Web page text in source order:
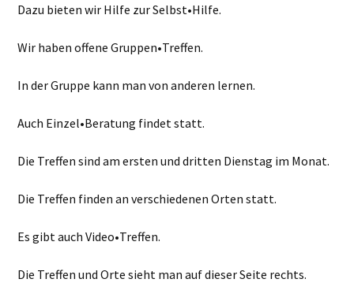
Dazu bieten wir Hilfe zur Selbst•Hilfe.
Wir haben offene Gruppen•Treffen.
In der Gruppe kann man von anderen lernen.
Auch Einzel•Beratung findet statt.
Die Treffen sind am ersten und dritten Dienstag im Monat.
Die Treffen finden an verschiedenen Orten statt.
Es gibt auch Video•Treffen.
Die Treffen und Orte sieht man auf dieser Seite rechts.